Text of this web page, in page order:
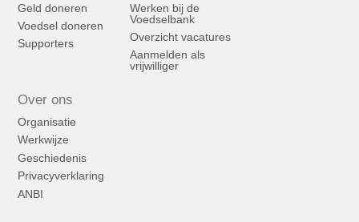
Geld doneren
Voedsel doneren
Supporters
Werken bij de
Voedselbank
Overzicht vacatures
Aanmelden als
vrijwilliger
Over ons
Organisatie
Werkwijze
Geschiedenis
Privacyverklaring
ANBI